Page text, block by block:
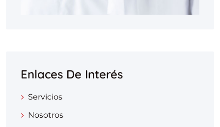
Enlaces De Interés
Servicios
Nosotros